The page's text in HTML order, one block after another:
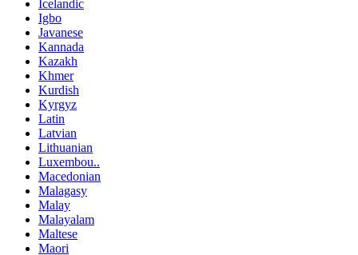
Icelandic
Igbo
Javanese
Kannada
Kazakh
Khmer
Kurdish
Kyrgyz
Latin
Latvian
Lithuanian
Luxembou..
Macedonian
Malagasy
Malay
Malayalam
Maltese
Maori